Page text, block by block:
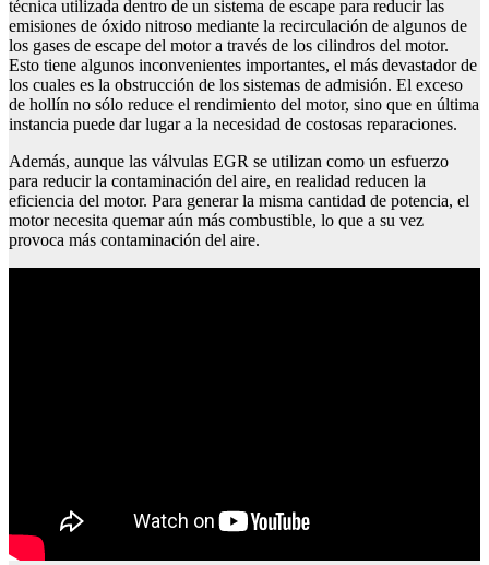
técnica utilizada dentro de un sistema de escape para reducir las
emisiones de óxido nitroso mediante la recirculación de algunos de
los gases de escape del motor a través de los cilindros del motor.
Esto tiene algunos inconvenientes importantes, el más devastador de
los cuales es la obstrucción de los sistemas de admisión. El exceso
de hollín no sólo reduce el rendimiento del motor, sino que en última
instancia puede dar lugar a la necesidad de costosas reparaciones.
Además, aunque las válvulas EGR se utilizan como un esfuerzo
para reducir la contaminación del aire, en realidad reducen la
eficiencia del motor. Para generar la misma cantidad de potencia, el
motor necesita quemar aún más combustible, lo que a su vez
provoca más contaminación del aire.